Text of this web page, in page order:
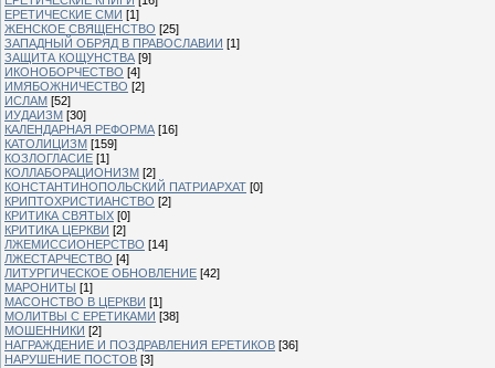
ЕРЕТИЧЕСКИЕ СМИ [1]
ЖЕНСКОЕ СВЯЩЕНСТВО [25]
ЗАПАДНЫЙ ОБРЯД В ПРАВОСЛАВИИ [1]
ЗАЩИТА КОЩУНСТВА [9]
ИКОНОБОРЧЕСТВО [4]
ИМЯБОЖНИЧЕСТВО [2]
ИСЛАМ [52]
ИУДАИЗМ [30]
КАЛЕНДАРНАЯ РЕФОРМА [16]
КАТОЛИЦИЗМ [159]
КОЗЛОГЛАСИЕ [1]
КОЛЛАБОРАЦИОНИЗМ [2]
КОНСТАНТИНОПОЛЬСКИЙ ПАТРИАРХАТ [0]
КРИПТОХРИСТИАНСТВО [2]
КРИТИКА СВЯТЫХ [0]
КРИТИКА ЦЕРКВИ [2]
ЛЖЕМИССИОНЕРСТВО [14]
ЛЖЕСТАРЧЕСТВО [4]
ЛИТУРГИЧЕСКОЕ ОБНОВЛЕНИЕ [42]
МАРОНИТЫ [1]
МАСОНСТВО В ЦЕРКВИ [1]
МОЛИТВЫ С ЕРЕТИКАМИ [38]
МОШЕННИКИ [2]
НАГРАЖДЕНИЕ И ПОЗДРАВЛЕНИЯ ЕРЕТИКОВ [36]
НАРУШЕНИЕ ПОСТОВ [3]